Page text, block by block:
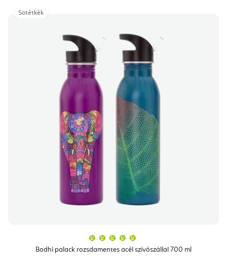
Bodhi palack rozsdamentes acél szívószállal 700 ml
átlagos
értékelése
Sötétkék